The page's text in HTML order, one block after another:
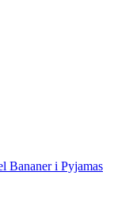
Bananer i Pyjamas